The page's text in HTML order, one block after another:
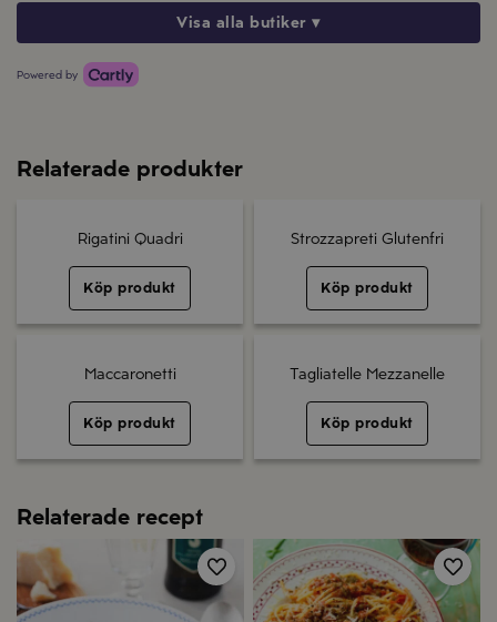
Visa alla butiker ▾
Powered by
Relaterade produkter
Rigatini Quadri
Köp produkt
Strozzapreti Glutenfri
Köp produkt
Maccaronetti
Köp produkt
Tagliatelle Mezzanelle
Köp produkt
Relaterade recept
Spara